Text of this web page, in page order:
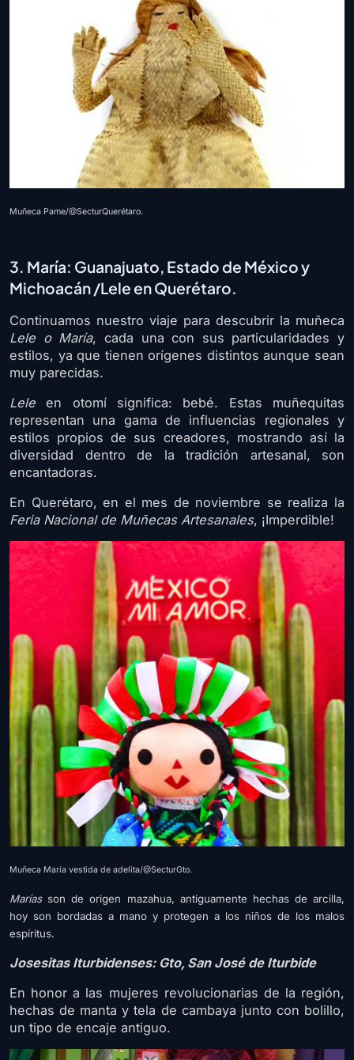
Muñeca Pame/@SecturQuerétaro.
3. María: Guanajuato, Estado de México y
Michoacán /Lele en Querétaro.
Continuamos nuestro viaje para descubrir la muñeca
Lele o María, cada una con sus particularidades y
estilos, ya que tienen orígenes distintos aunque sean
muy parecidas.
Leleen otomí significa: bebé. Estas muñequitas
representan una gama de influencias regionales y
estilos propios de sus creadores, mostrando así la
diversidad dentro de la tradición artesanal, son
encantadoras.
En Querétaro, en el mes de noviembre se realiza la
Feria Nacional de Muñecas Artesanales, ¡Imperdible!
Muñeca María vestida de adelita/@SecturGto.
Maríasson de origen mazahua, antiguamente hechas de arcilla,
hoy son bordadas a mano y protegen a los niños de los malos
espíritus.
Josesitas Iturbidenses: Gto, San José de Iturbide
En honor a las mujeres revolucionarias de la región,
hechas de manta y tela de cambaya junto con bolillo,
un tipo de encaje antiguo.